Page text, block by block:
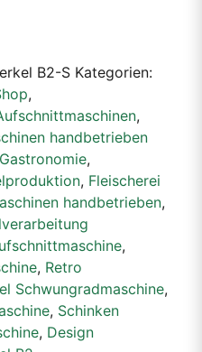
B2-S Kategorien:
,
,
handbetrieben
Gastronomie,
, Fleischerei
handbetrieben,
,
, Retro
Schwungradmaschine,
, Schinken
, Design